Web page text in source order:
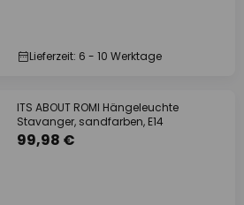
Lieferzeit: 6 - 10 Werktage
ITS ABOUT ROMI Hängeleuchte
Stavanger, sandfarben, E14
99,98 €